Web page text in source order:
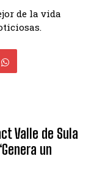
de la vida
Valle de Sula
un